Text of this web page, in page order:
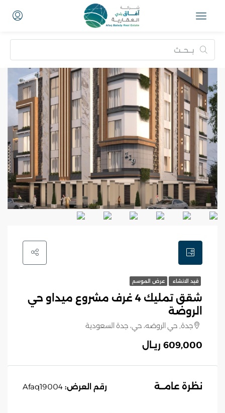
قيد الانشاء عرض الموسم
شقق تمليك 4 غرف مشروع ميداو حي
الروضة
جدة, حي الروضه، حي، جدة السعودية
609,000 ريـال
نظرة عامــة رقم العرض: